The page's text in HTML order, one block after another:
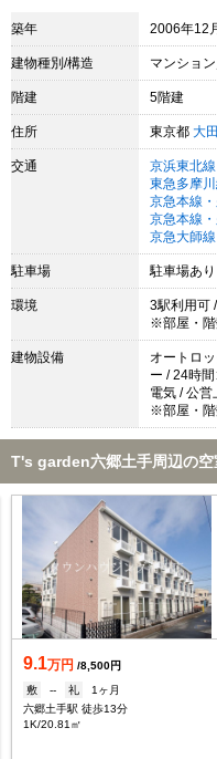
築年 2006年12
建物種別/構造 マンショ
階建 5階建
住所 東京都 大
交通 京浜東北
東急多摩川
京急本線
京急本線
京急大師線
駐車場 駐車場あり
環境
3駅利用可
※部屋・階
建物設備
オートロ
ー / 24時
電気 / 公営
※部屋・階
T's garden六郷土手周辺の空
9.1万円 /8,500円
敷
-- 礼
1ヶ月
六郷土手駅 徒歩13分
1K/20.81㎡